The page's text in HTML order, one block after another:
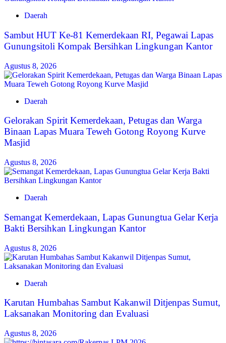
Daerah
Sambut HUT Ke-81 Kemerdekaan RI, Pegawai Lapas
Gunungsitoli Kompak Bersihkan Lingkungan Kantor
Agustus 8, 2026
Daerah
Gelorakan Spirit Kemerdekaan, Petugas dan Warga
Binaan Lapas Muara Teweh Gotong Royong Kurve
Masjid
Agustus 8, 2026
Daerah
Semangat Kemerdekaan, Lapas Gunungtua Gelar Kerja
Bakti Bersihkan Lingkungan Kantor
Agustus 8, 2026
Daerah
Karutan Humbahas Sambut Kakanwil Ditjenpas Sumut,
Laksanakan Monitoring dan Evaluasi
Agustus 8, 2026